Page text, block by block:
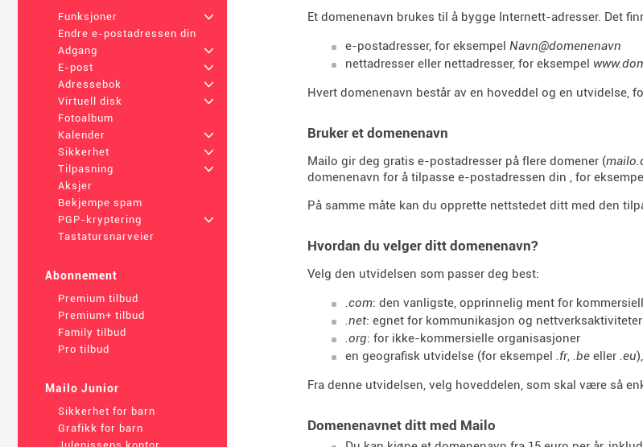
Funksjoner
+
Endre e-postadressen din
Adgang
+
E-post
+
Adressebok
+
Virtuell disk
+
Fotoalbum
Kalender
+
Sikkerhet
+
Tilpasning
+
Aksjer
Bekjempe spam
PGP-kryptering
+
Tastatursnarveier
Abonnement
Premium tilbud
Premium+ tilbud
Family tilbud
Pro tilbud
Mailo Junior
Sikkerhet for barn
Grafikk for barn
Et domenenavn brukes til å bygge Internett-adresser. Det
e-postadresser, for eksempel Navn@domenenavn
nettadresser eller nettadresser, for eksempel
Hvert domenenavn består av en hoveddel og en utvidelse,
Bruker et domenenavn
Mailo gir deg gratis e-postadresser på flere domener (
domenenavn for å tilpasse e-postadressen din , for
På samme måte kan du opprette nettstedet ditt med den
Hvordan du velger ditt domenenavn?
Velg den utvidelsen som passer deg best:
.com: den vanligste, opprinnelig ment for
.net: egnet for kommunikasjon og nettverksaktiviteter
.org: for ikke-kommersielle organisasjoner
en geografisk utvidelse (for eksempel .fr, .be eller .eu
Fra denne utvidelsen, velg hoveddelen, som skal være så
Domenenavnet ditt med Mailo